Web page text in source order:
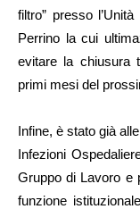
filtro” presso
Perrino la cui
evitare la chiusura
primi mesi del
Infine, è stato già
Infezioni
Gruppo di Lavoro e
funzione